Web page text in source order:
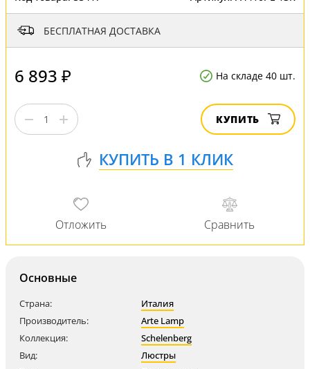
БЕСПЛАТНАЯ ДОСТАВКА
6 893 ₽ На складе 40 шт.
КУПИТЬ
Основные
Страна:
Италия
Производитель:
Arte Lamp
Коллекция:
Schelenberg
Вид:
Люстры